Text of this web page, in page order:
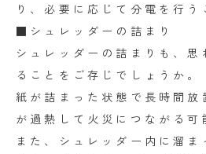
り、必要に応じて分電を行う
■シュレッダーの詰まり
シュレッダーの詰まりも、思
ることをご存じでしょうか。
紙が詰まった状態で長時間放
が過熱して火災につながる可
また、シュレッダー内に溜ま